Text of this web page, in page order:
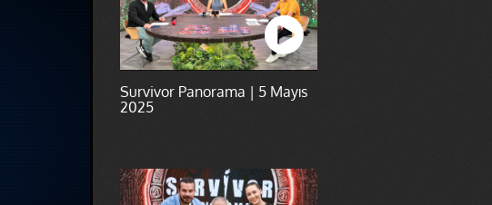
Survivor Panorama | 5 Mayıs
2025